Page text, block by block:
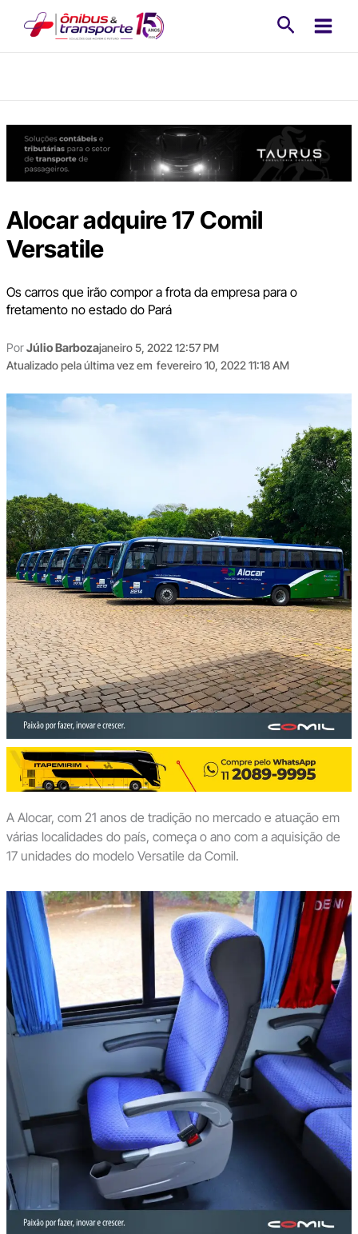
Alocar adquire 17 Comil
Versatile
Os carros que irão compor a frota da empresa para o
fretamento no estado do Pará
PorJúlio Barbozajaneiro 5, 2022 12:57 PM
Atualizado pela última vez em fevereiro 10, 2022 11:18 AM
A Alocar, com 21 anos de tradição no mercado e atuação em
várias localidades do país, começa o ano com a aquisição de
17 unidades do modelo Versatile da Comil.